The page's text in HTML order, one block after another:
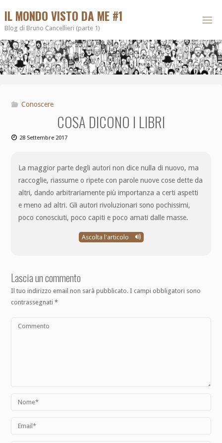
IL MONDO VISTO DA ME #1
Blog di Bruno Cancellieri (parte 1)
Conoscere
COSA DICONO I LIBRI
28 Settembre 2017
La maggior parte degli autori non dice nulla di nuovo, ma
raccoglie, riassume o ripete con parole nuove cose dette da
altri, dando arbitrariamente più importanza a certi aspetti
e meno ad altri. Gli autori rivoluzionari sono pochissimi,
poco conosciuti, poco capiti e poco amati dalle masse.
Ascolta l'articolo
Lascia un commento
Il tuo indirizzo email non sarà pubblicato. I campi obbligatori sono
contrassegnati*